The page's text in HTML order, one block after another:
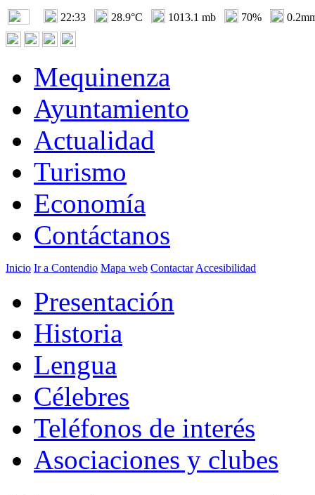
22:33 28.9°C 1013.1 mb 70%
Mequinenza
Ayuntamiento
Actualidad
Turismo
Economía
Contáctanos
Inicio Ir a Contendio Mapa web Contactar Accesibilidad
Presentación
Historia
Lengua
Célebres
Teléfonos de interés
Asociaciones y clubes